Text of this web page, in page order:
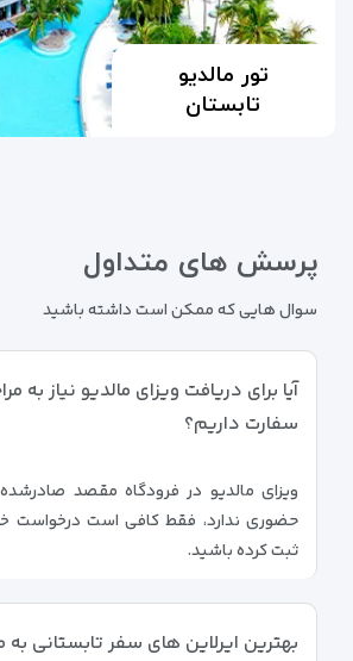
تور مالدیو
تابستان
پرسش های متداول
سوال هایی که ممکن است داشته باشید
آیا برای دریافت ویزای مالدیو نیاز به
سفارت داریم؟
ویزای مالدیو در فرودگاه مقصد
حضوری ندارد، فقط کافی است درخواست
ثبت کرده باشید.
بهترین ایرلاین های سفر تابستانی به